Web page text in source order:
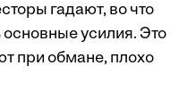
гадают, во что
основные усилия. Это
при обмане, плохо